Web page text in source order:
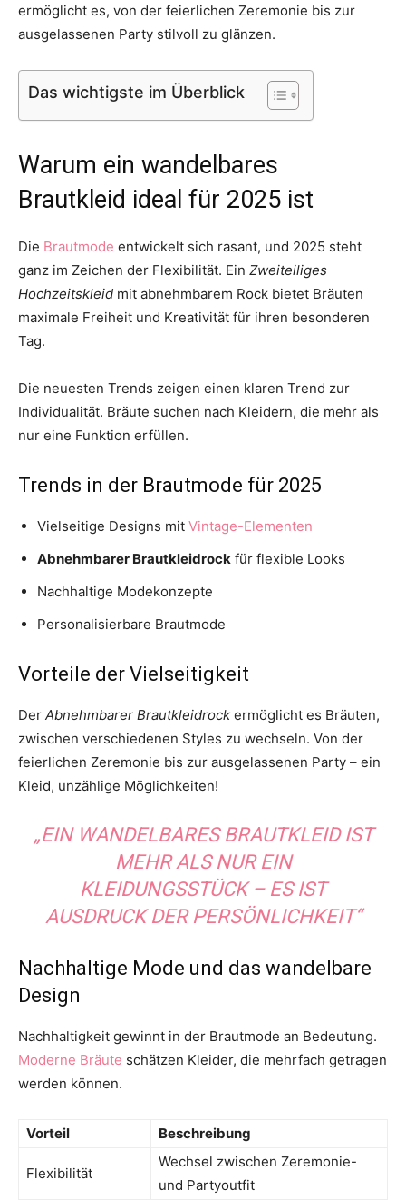
ermöglicht es, von der feierlichen Zeremonie bis zur
ausgelassenen Party stilvoll zu glänzen.
Das wichtigste im Überblick
Warum ein wandelbares
Brautkleid ideal für 2025 ist
Die Brautmode entwickelt sich rasant, und 2025 steht
ganz im Zeichen der Flexibilität. Ein Zweiteiliges
Hochzeitskleid mit abnehmbarem Rock bietet Bräuten
maximale Freiheit und Kreativität für ihren besonderen
Tag.
Die neuesten Trends zeigen einen klaren Trend zur
Individualität. Bräute suchen nach Kleidern, die mehr als
nur eine Funktion erfüllen.
Trends in der Brautmode für 2025
Vielseitige Designs mit Vintage-Elementen
Abnehmbarer Brautkleidrock für flexible Looks
Nachhaltige Modekonzepte
Personalisierbare Brautmode
Vorteile der Vielseitigkeit
Der Abnehmbarer Brautkleidrock ermöglicht es Bräuten,
zwischen verschiedenen Styles zu wechseln. Von der
feierlichen Zeremonie bis zur ausgelassenen Party – ein
Kleid, unzählige Möglichkeiten!
„EIN WANDELBARES BRAUTKLEID IST
MEHR ALS NUR EIN
KLEIDUNGSSTÜCK – ES IST
AUSDRUCK DER PERSÖNLICHKEIT“
Nachhaltige Mode und das wandelbare
Design
Nachhaltigkeit gewinnt in der Brautmode an Bedeutung.
Moderne Bräute schätzen Kleider, die mehrfach getragen
werden können.
Vorteil Beschreibung
Flexibilität
Wechsel zwischen Zeremonie-
und Partyoutfit